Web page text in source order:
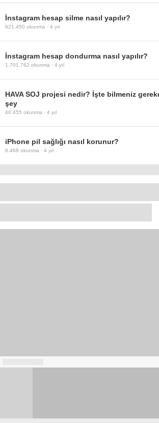
İnstagram hesap silme nasıl yapılır?
821.450 okunma · 4 yıl
İnstagram hesap dondurma nasıl yapılır?
1.701.762 okunma · 4 yıl
HAVA SOJ projesi nedir? İşte bilmeniz
şey
46.455 okunma · 4 yıl
iPhone pil sağlığı nasıl korunur?
8.468 okunma · 4 yıl